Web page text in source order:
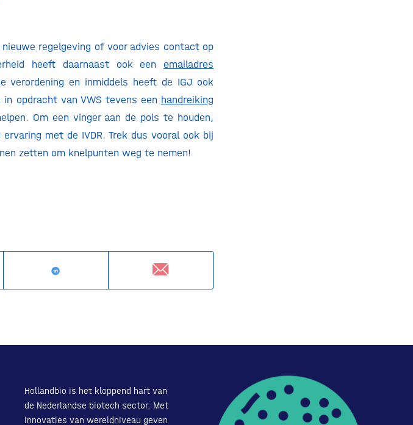
regelgeving of voor advies contact op
heeft daarnaast ook een emailadres
verordening en inmiddels heeft de IGJ ook
opdracht van VWS tevens een handreiking
Om een vinger aan de pols te houden,
met de IVDR. Trek dus vooral ook bij
zetten om knelpunten weg te nemen!
Hollandbio is het kloppend hart van
de Nederlandse biotech sector. Met
innovaties van wereldniveau geven